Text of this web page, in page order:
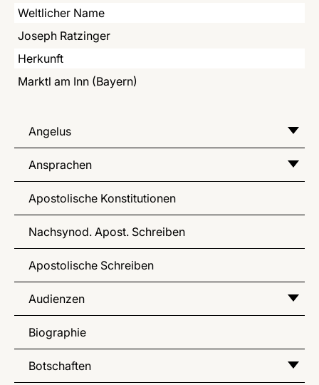
Weltlicher Name
Joseph Ratzinger
Herkunft
Marktl am Inn (Bayern)
Angelus
Ansprachen
Apostolische Konstitutionen
Nachsynod. Apost. Schreiben
Apostolische Schreiben
Audienzen
Biographie
Botschaften